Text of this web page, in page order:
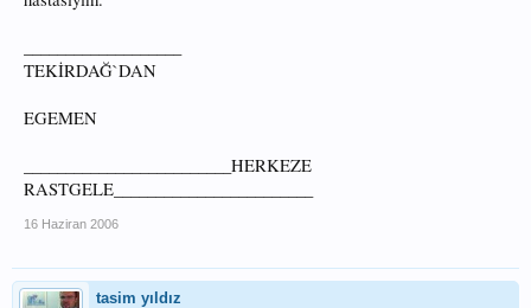
TEKİRDAĞ`DAN
EGEMEN
_________________________HERKEZE
RASTGELE________________________
16 Haziran 2006
tasim yıldız